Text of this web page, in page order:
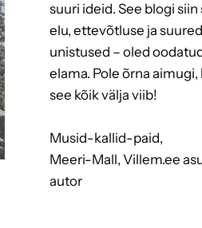
suuri ideid. See blogi siin
elu, ettevõtluse ja suured
unistused – oled
elama. Pole õrna aimugi,
see kõik välja viib!
Musid-kallid-paid,
Meeri-Mall, Villem.ee
autor